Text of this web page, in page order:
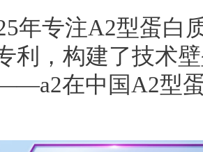
年专注A2型蛋白
利，构建了技术
在中国A2型